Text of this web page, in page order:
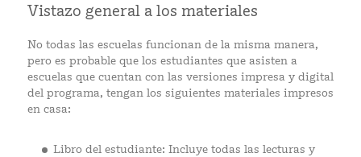
Vistazo general a los materiales
No todas las escuelas funcionan de la misma manera,
pero es probable que los estudiantes que asisten a
escuelas que cuentan con las versiones impresa y digital
del programa, tengan los siguientes materiales impresos
en casa:
Libro del estudiante: Incluye todas las lecturas y